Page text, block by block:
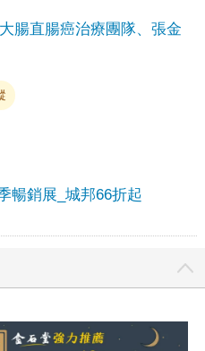
腸直腸癌治療團隊、張金
暢銷展_城邦66折起